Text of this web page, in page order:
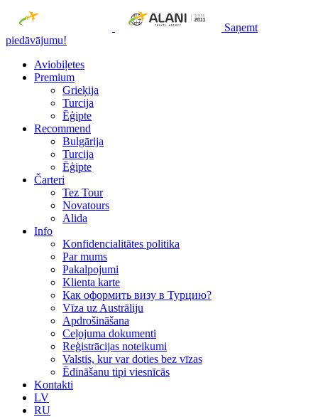
Saņemt
piedāvājumu!
Aviobiļetes
Premium
Grieķija
Turcija
Ēģipte
Recommend
Bulgārija
Turcija
Ēģipte
Čarteri
Tez Tour
Novatours
Alida
Info
Konfidencialitātes politika
Par mums
Рakalpojumi
Klienta karte
Как оформить визу в Турцию?
Vīza uz Austrāliju
Apdrošināšana
Ceļojuma dokumenti
Reģistrācijas noteikumi
Valstis, kur var doties bez vīzas
Ēdināšanu tipi viesnīcās
Kontakti
LV
RU